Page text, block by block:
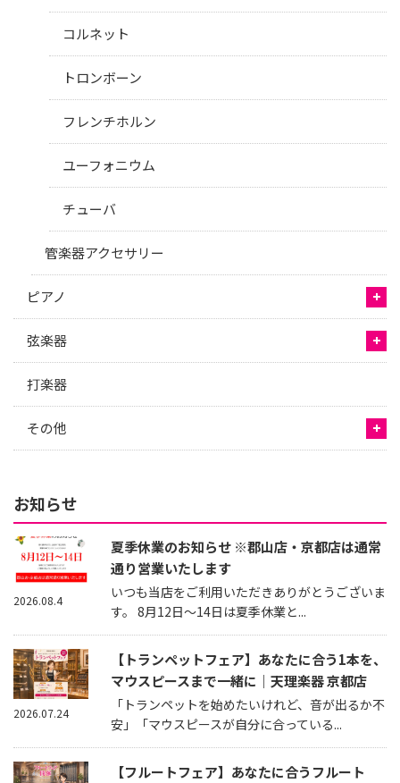
コルネット
トロンボーン
フレンチホルン
ユーフォニウム
チューバ
管楽器アクセサリー
ピアノ
弦楽器
打楽器
その他
お知らせ
夏季休業のお知らせ ※郡山店・京都店は通常
通り営業いたします
いつも当店をご利用いただきありがとうございま
す。 8月12日～14日は夏季休業と...
2026.08.4
【トランペットフェア】あなたに合う1本を、
マウスピースまで一緒に｜天理楽器 京都店
「トランペットを始めたいけれど、音が出るか不
安」「マウスピースが自分に合っている...
2026.07.24
【フルートフェア】あなたに合うフルート